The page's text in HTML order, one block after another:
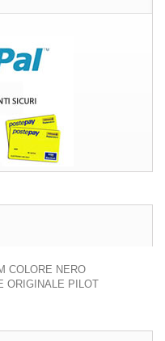
COLORE NERO
ORIGINALE PILOT